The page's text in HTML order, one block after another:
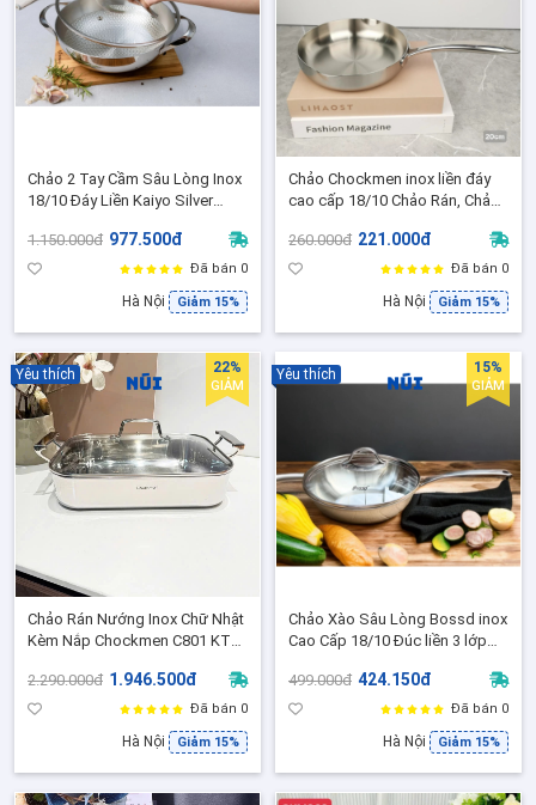
Chảo 2 Tay Cầm Sâu Lòng Inox
18/10 Đáy Liền Kaiyo Silver
Chảo Lẩu/Rán/Xào Đa Năng
1.150.000đ 977.500đ
Đã bán 0
Hà Nội Giảm 15%
Chảo Chockmen inox liền đáy
cao cấp 18/10 Chảo Rán, Chảo
bếp
260.000đ 221.000đ
Đã bán 0
Hà Nội Giảm 15%
Chảo Rán Nướng Inox Chữ Nhật
Kèm Nắp Chockmen C801 KT
Năng, Siêu Bền Đẹp,Dùng Mọi
Loại Bếp
2.290.000đ 1.946.500đ
Đã bán 0
Hà Nội Giảm 15%
Yêu thích 22%
GIẢM
Chảo Xào Sâu Lòng Bossd inox
Cao Cấp 18/10 Đúc liền 3 lớp
Kính, Chảo Xào Bếp Từ
499.000đ 424.150đ
Đã bán 0
Hà Nội Giảm 15%
Yêu thích 15%
GIẢM